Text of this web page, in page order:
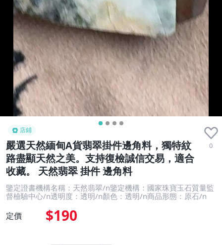
店鋪
嚴選天然緬甸A貨翡翠掛件邊角料，獨特紋
路盡顯天然之美。支持復檢誠信交易，適合
收藏。 天然翡翠 掛件 邊角料
0
鑒定證書機構名稱：天然翡翠/n鑒定機構：國家珠寶玉石質量監
督檢驗中心/n透明度：透明/n顏色：透明/n商品形態：原石/n
定價 $190